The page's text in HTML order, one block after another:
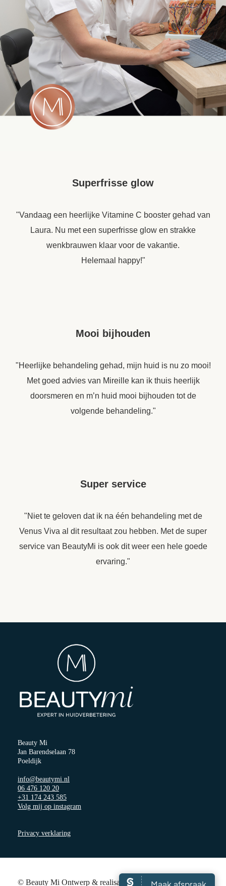
Superfrisse glow
"Vandaag een heerlijke Vitamine C booster gehad van
Laura. Nu met een superfrisse glow en strakke
wenkbrauwen klaar voor de vakantie.
Helemaal happy!"
Mooi bijhouden
"Heerlijke behandeling gehad, mijn huid is nu zo mooi!
Met goed advies van Mireille kan ik thuis heerlijk
doorsmeren en m’n huid mooi bijhouden tot de
volgende behandeling."
Super service
"Niet te geloven dat ik na één behandeling met de
Venus Viva al dit resultaat zou hebben. Met de super
service van BeautyMi is ook dit weer een hele goede
ervaring."
Beauty Mi
Jan Barendselaan 78
Poeldijk
info@beautymi.nl
06 476 120 20
+31 174 243 585
Volg mij op instagram
Privacy verklaring
© Beauty Mi Ontwerp & realisatieHerken je Merk